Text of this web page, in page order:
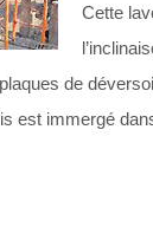
Cette
de
est immergé